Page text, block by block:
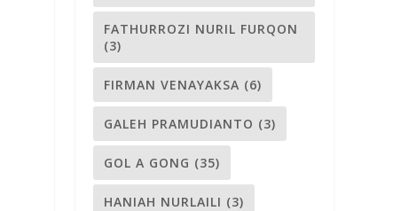
FATHURROZI NURIL FURQON
(3)
FIRMAN VENAYAKSA (6)
GALEH PRAMUDIANTO (3)
GOL A GONG (35)
HANIAH NURLAILI (3)